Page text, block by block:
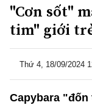
"Cơn sốt"
tim" giới
Thứ 4, 18/09/2024
Capybara